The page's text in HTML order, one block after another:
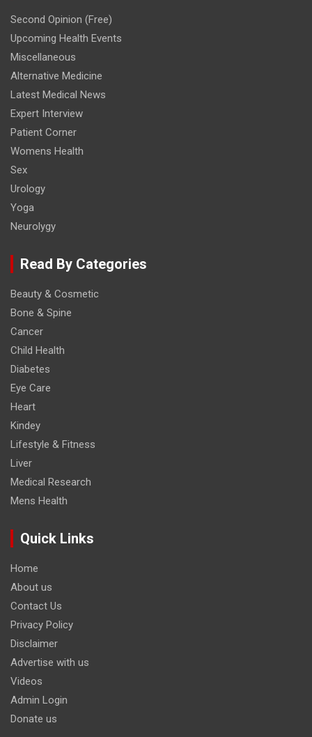
Second Opinion (Free)
Upcoming Health Events
Miscellaneous
Alternative Medicine
Latest Medical News
Expert Interview
Patient Corner
Womens Health
Sex
Urology
Yoga
Neurolygy
Read By Categories
Beauty & Cosmetic
Bone & Spine
Cancer
Child Health
Diabetes
Eye Care
Heart
Kindey
Lifestyle & Fitness
Liver
Medical Research
Mens Health
Quick Links
Home
About us
Contact Us
Privacy Policy
Disclaimer
Advertise with us
Videos
Admin Login
Donate us